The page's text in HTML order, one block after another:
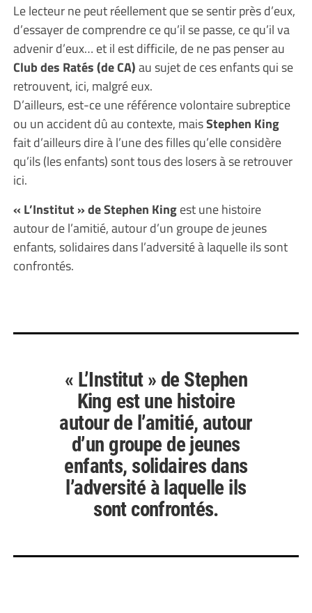
Le lecteur ne peut réellement que se sentir près d’eux,
d’essayer de comprendre ce qu’il se passe, ce qu’il va
advenir d’eux… et il est difficile, de ne pas penser au
Club des Ratés (de CA)au sujet de ces enfants qui se
retrouvent, ici, malgré eux.
D’ailleurs, est-ce une référence volontaire subreptice
ou un accident dû au contexte, maisStephen King
fait d’ailleurs dire à l’une des filles qu’elle considère
qu’ils (les enfants) sont tous des losers à se retrouver
ici.
« L’Institut » de Stephen Kingest une histoire
autour de l’amitié, autour d’un groupe de jeunes
enfants, solidaires dans l’adversité à laquelle ils sont
confrontés.
« L’Institut » de Stephen
King est une histoire
autour de l’amitié, autour
d’un groupe de jeunes
enfants, solidaires dans
l’adversité à laquelle ils
sont confrontés.